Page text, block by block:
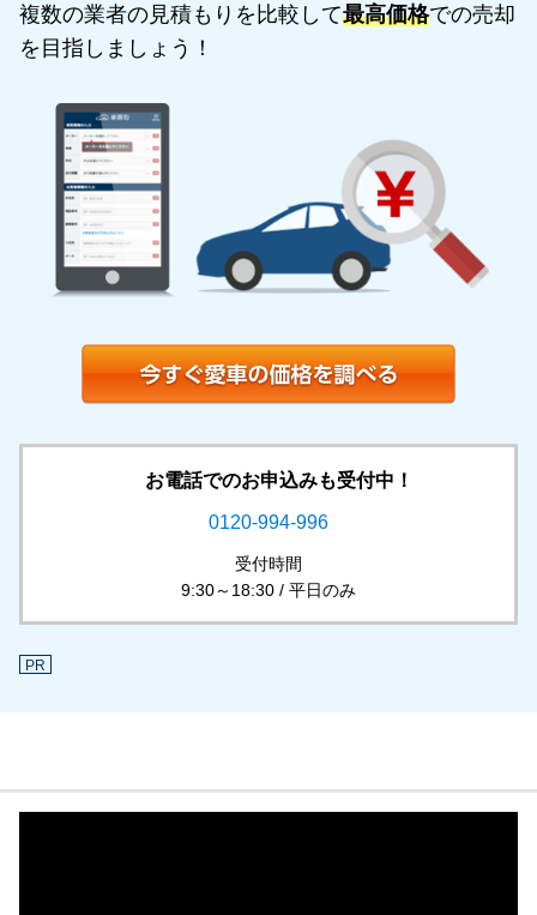
複数の業者の見積もりを比較して最高価格での売却
を目指しましょう！
お電話でのお申込みも受付中！
0120-994-996
受付時間
9:30～18:30 / 平日のみ
PR